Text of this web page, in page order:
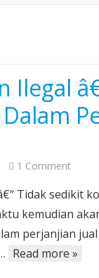
Ilegal
1 Commenton
Ilegal
Tidak sedikit
kemudian
perjanjian
Read more »